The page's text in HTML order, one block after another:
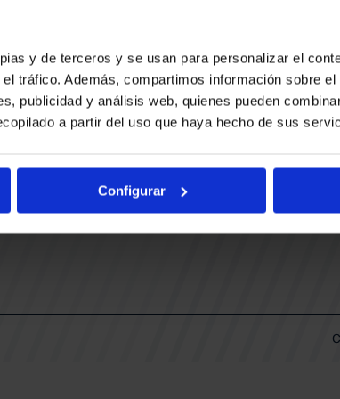
y de terceros y se usan para personalizar el
tráfico. Además, compartimos información sobre el
publicidad y análisis web, quienes pueden
a partir del uso que haya hecho de sus
Configurar
BAKH
FUNDACIÓN BASKONIA-ALAVÉS
01013 Vitoria-Gasteiz